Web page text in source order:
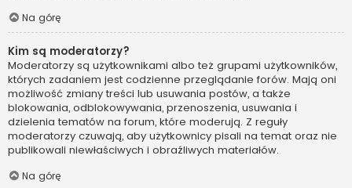
Na górę
Kim są moderatorzy?
Moderatorzy są użytkownikami albo też grupami użytkowników,
których zadaniem jest codzienne przeglądanie forów. Mają oni
możliwość zmiany treści lub usuwania postów, a także
blokowania, odblokowywania, przenoszenia, usuwania i
dzielenia tematów na forum, które moderują. Z reguły
moderatorzy czuwają, aby użytkownicy pisali na temat oraz nie
publikowali niewłaściwych i obraźliwych materiałów.
Na górę